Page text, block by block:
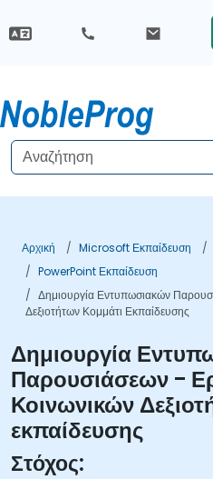
Αρχική Microsoft Εκπαίδευση
PowerPoint Εκπαίδευση
Δημιουργία Εντυπωσιακών
Δεξιοτήτων Κομμάτι Εκπαίδευσης
Δημιουργία
Παρουσιάσεων -
Κοινωνικών
εκπαίδευσης
Στόχος: